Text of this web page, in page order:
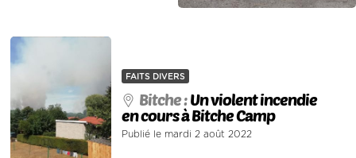
FAITS DIVERS
Bitche :Un violent incendie
en cours à Bitche Camp
Publié le mardi 2 août 2022